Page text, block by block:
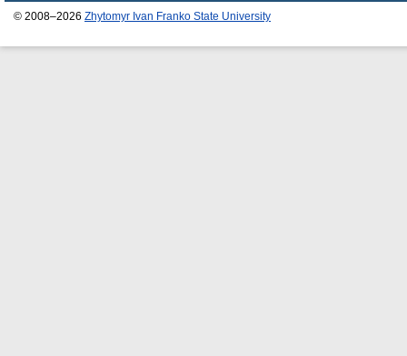
© 2008–2026 Zhytomyr Ivan Franko State University